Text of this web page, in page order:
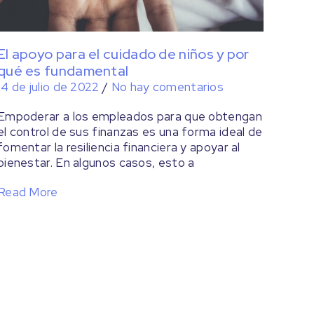
apoyo para el cuidado de niños y por
es fundamental
de julio de 2022 / No hay comentarios
a los empleados para que obtengan
control de sus finanzas es una forma ideal de
la resiliencia financiera y apoyar al
En algunos casos, esto a
More